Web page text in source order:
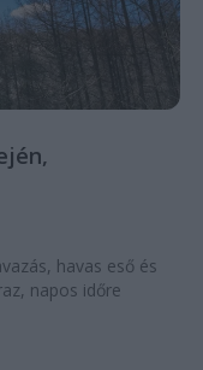
havas eső és
napos időre